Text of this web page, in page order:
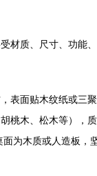
材质、尺寸、功能
表面贴木纹纸或三
桃木、松木等）
面为木质或人造板，